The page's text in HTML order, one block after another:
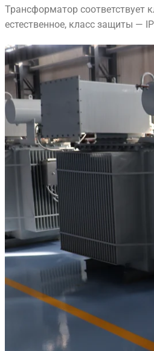
Трансформатор соответствует
естественное, класс защиты —